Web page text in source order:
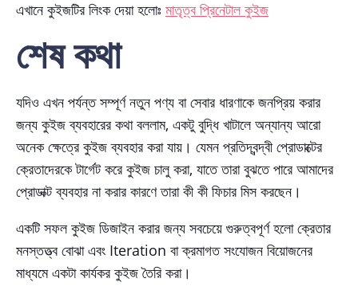
এখানে কুইজটির লিংক দেয়া হলোঃ মাতৃত্ব প্রিনেটাল কুইজ
শেষ কথা
যদিও এখন পর্যন্ত সম্পূর্ণ নতুন পণ্য বা সেবার ধারণাকে জনপ্রিয় করার
জন্য কুইজ ব্যবহারের কথা বললাম, একটু বুদ্ধি খাটালে অন্যান্য আরো
অনেক ক্ষেত্রে কুইজ ব্যবহার করা যায়। যেমন প্রতিদ্বন্দ্বী প্রোডাক্টের
ক্রেতাদেরকে টার্গেট করে কুইজ চালু করা, যাতে তারা বুঝতে পারে আমাদের
প্রোডাক্ট ব্যবহার না করার কারণে তারা কী কী ফিচার মিস করছেন।
একটি সফল কুইজ ডিজাইন করার জন্য সবচেয়ে গুরুত্বপূর্ণ হলো ক্রেতার
মনস্তত্ত্ব বোঝা এবং Iteration বা ক্রমাগত সংযোজন বিয়োজনের
মাধ্যমে একটা কার্যকর কুইজ তৈরি করা।